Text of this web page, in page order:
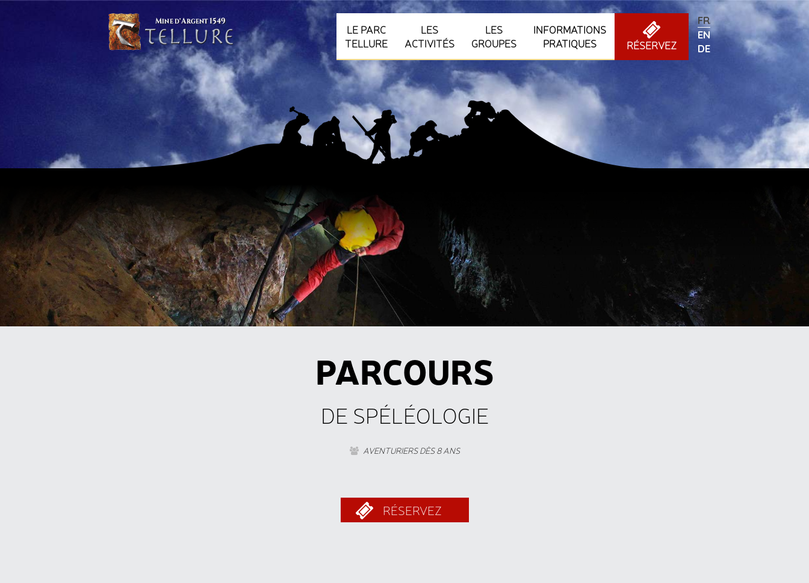
FRANÇAIS
ENGLISH
DEUTSCH
LE PARC
TELLURE
LES
ACTIVITÉS
LES
GROUPES
INFORMATIONS
PRATIQUES
RÉSERVEZ
PARCOURS
DE SPÉLÉOLOGIE
AVENTURIERS DÈS 8 ANS
RÉSERVEZ